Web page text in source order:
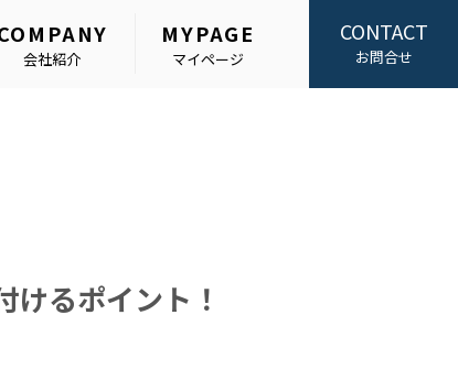
会社紹介
MYPAGE
マイページ
CONTACT
お問合せ
るポイント！